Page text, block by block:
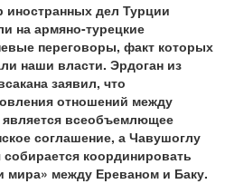
иностранных дел Турции
на армяно-турецкие
переговоры, факт которых
наши власти. Эрдоган из
заявил, что
отношений между
всеобъемлющее
соглашение, а Чавушоглу
координировать
мира» между Ереваном и Баку.